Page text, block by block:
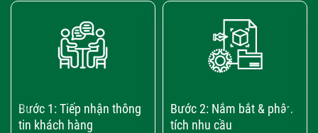
Bước 1: Tiếp nhận thông
tin khách hàng
Bước 2: Nắm bắt & phân
tích nhu cầu
›
‹